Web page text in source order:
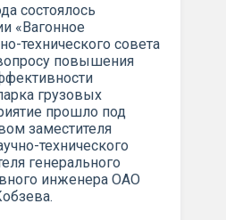
состоялось
«Вагонное
технического совета
повышения
грузовых
прошло под
заместителя
технического
генерального
инженера ОАО